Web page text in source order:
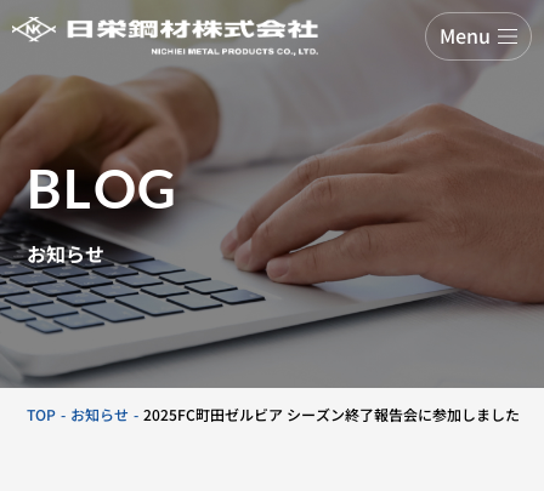
Menu
BLOG
お知らせ
TOP お知らせ 2025FC町田ゼルビア シーズン終了報告会に参加しました